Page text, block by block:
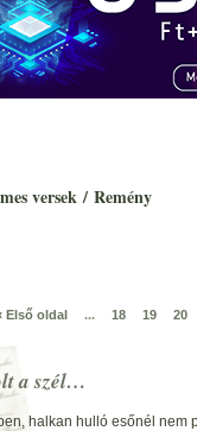
versek / Remény
Első oldal ... 18 19 20
a szél…
halkan hulló esőnél nem